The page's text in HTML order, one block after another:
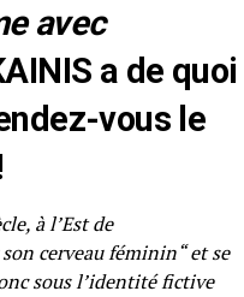
avec
a de quoi
vous le
à l’Est de
cerveau féminin“ et se
sous l’identité fictive